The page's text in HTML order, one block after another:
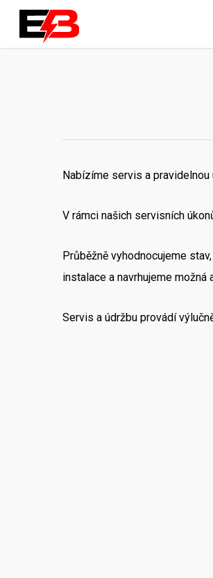
Nabízíme servis a
V rámci našich servisních
Průběžně vyhodnocujeme
instalace a navrhujeme
Servis a údržbu provádí